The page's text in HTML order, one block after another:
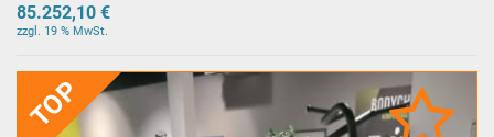
85.252,10 €
zzgl. 19 % MwSt.
TOP